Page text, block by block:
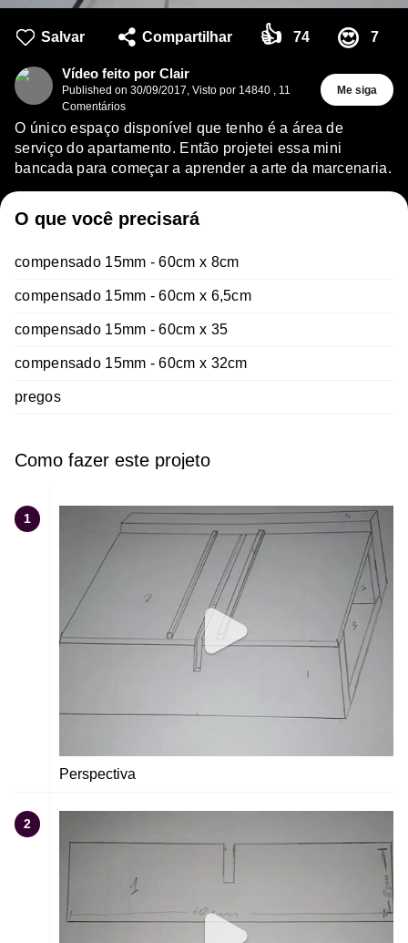
Salvar Compartilhar 👍 74 😍 7
Vídeo feito por Clair
Published on 30/09/2017, Visto por 14840 , 11
Comentários
Me siga
O único espaço disponível que tenho é a área de
serviço do apartamento. Então projetei essa mini
bancada para começar a aprender a arte da marcenaria.
O que você precisará
compensado 15mm - 60cm x 8cm
compensado 15mm - 60cm x 6,5cm
compensado 15mm - 60cm x 35
compensado 15mm - 60cm x 32cm
pregos
Como fazer este projeto
1
Perspectiva
2